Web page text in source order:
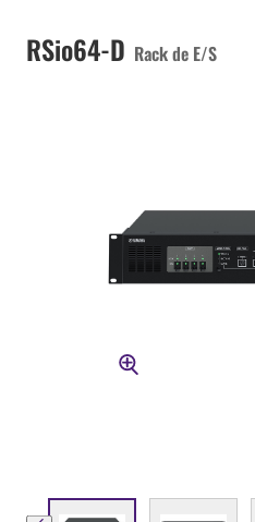
RSio64-D Rack de E/S